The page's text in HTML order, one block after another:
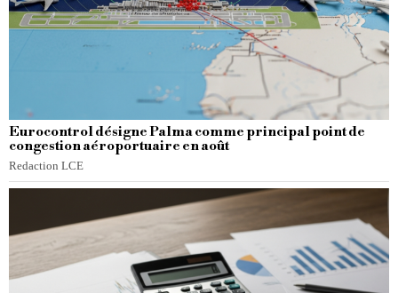
Eurocontrol désigne Palma comme principal point de
congestion aéroportuaire en août
Redaction LCE